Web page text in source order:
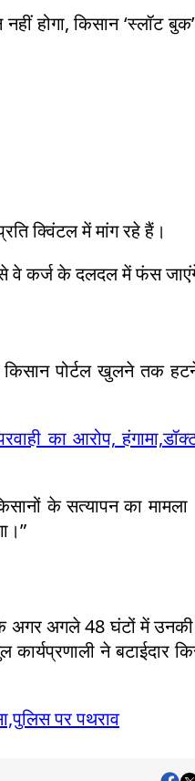
होगा, किसान ‘स्लॉट
क्विंटल में मांग रहे हैं।
वे कर्ज के दलदल में फंस
पोर्टल खुलने तक
का आरोप,
के सत्यापन का मामला
अगर अगले 48 घंटों में
ने बटाईदार
पर पथराव